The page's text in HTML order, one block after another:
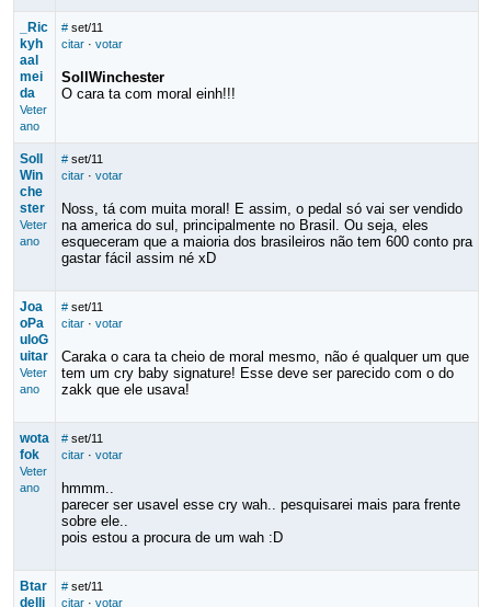
_Ric
kyh
aal
mei
da
Veter
ano
# set/11
citar· votar
SollWinchester
O cara ta com moral einh!!!
Soll
Win
che
ster
Veter
ano
# set/11
citar· votar
Noss, tá com muita moral! E assim, o pedal só vai ser vendido
na america do sul, principalmente no Brasil. Ou seja, eles
esqueceram que a maioria dos brasileiros não tem 600 conto pra
gastar fácil assim né xD
Joa
oPa
uloG
uitar
Veter
ano
# set/11
citar· votar
Caraka o cara ta cheio de moral mesmo, não é qualquer um que
tem um cry baby signature! Esse deve ser parecido com o do
zakk que ele usava!
wota
fok
Veter
ano
# set/11
citar· votar
hmmm..
parecer ser usavel esse cry wah.. pesquisarei mais para frente
sobre ele..
pois estou a procura de um wah :D
Btar
delli
# set/11
citar· votar